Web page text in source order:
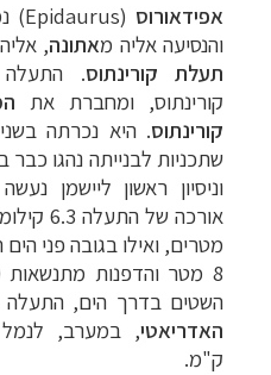
אפידאורוס (
Epidaurus
)
והנסיעה אליה מאתונה,
תעלת קורינתוס.
קורינתוס, ומחברת את
קורינתוס
שתכניות לבנייתה נהגו
וניסיון ראשון ליישמן
השטים בדרך הים,
האדריאטי, במערב, לנמל
ק"מ.